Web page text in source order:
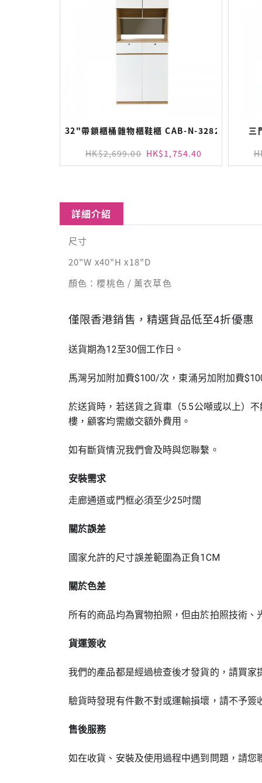
32"帶鎖櫃桶雜物櫃鞋櫃 CAB-N-3282-MA
HK$2,699.00 HK$1,754.40
三
詳細介紹
尺寸
20"W x40"H x18"D
顏色：櫻桃色 / 薰衣草色
僅限香港銷售，精選貨品低至4折優惠
送貨期為12至30個工作日。
馬灣另加附加費$100/次，東涌另加附加費
於送貨時，若送貨之貨車（5.5公噸或以上）
樓，顧客均需繳交額外費用。
如有斷貨情況我們會及時與您聯繫。
安裝需求
走廊通道或門框必須至少25吋闊
關於誤差
國家允許的尺寸誤差範圍為正負1CM
關於色差
所有的商品均為實物拍照，但由於拍照技術
貨運簽收
我們的產品都是經過檢查後才發貨的，請買
驗貨時發現有件數不對或運輸損壞，請不予簽
售後服務
如在收貨、安裝及使用過程中遇到問題，請